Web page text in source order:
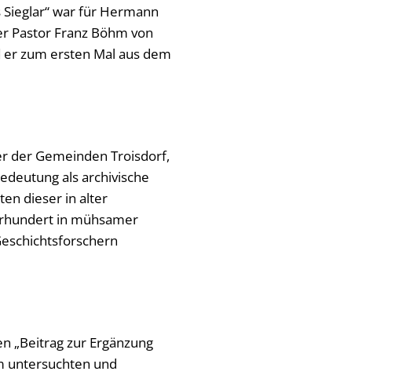
war für Hermann
Pastor Franz Böhm von
zum ersten Mal aus dem
der Gemeinden Troisdorf,
als archivische
dieser in alter
in mühsamer
„Beitrag zur Ergänzung
untersuchten und